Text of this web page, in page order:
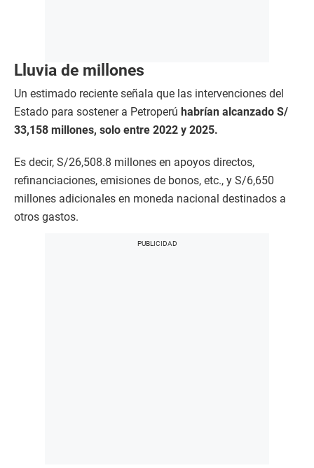
Lluvia de millones
Un estimado reciente señala que las intervenciones del
Estado para sostener a Petroperú habrían alcanzado S/
33,158 millones, solo entre 2022 y 2025.
Es decir, S/26,508.8 millones en apoyos directos,
refinanciaciones, emisiones de bonos, etc., y S/6,650
millones adicionales en moneda nacional destinados a
otros gastos.